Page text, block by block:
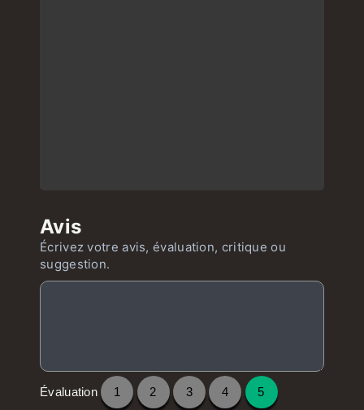
Avis
Écrivez votre avis, évaluation, critique ou
suggestion.
Évaluation 1 2 3 4 5